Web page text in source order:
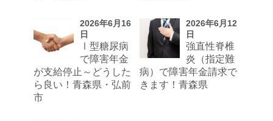
2026年6月16
日
Ⅰ型糖尿病
で障害年金
が支給停止～どうした
ら良い！青森県・弘前
市
2026年6月12
日
強直性脊椎
炎（指定難
病）で障害年金請求で
きます！青森県